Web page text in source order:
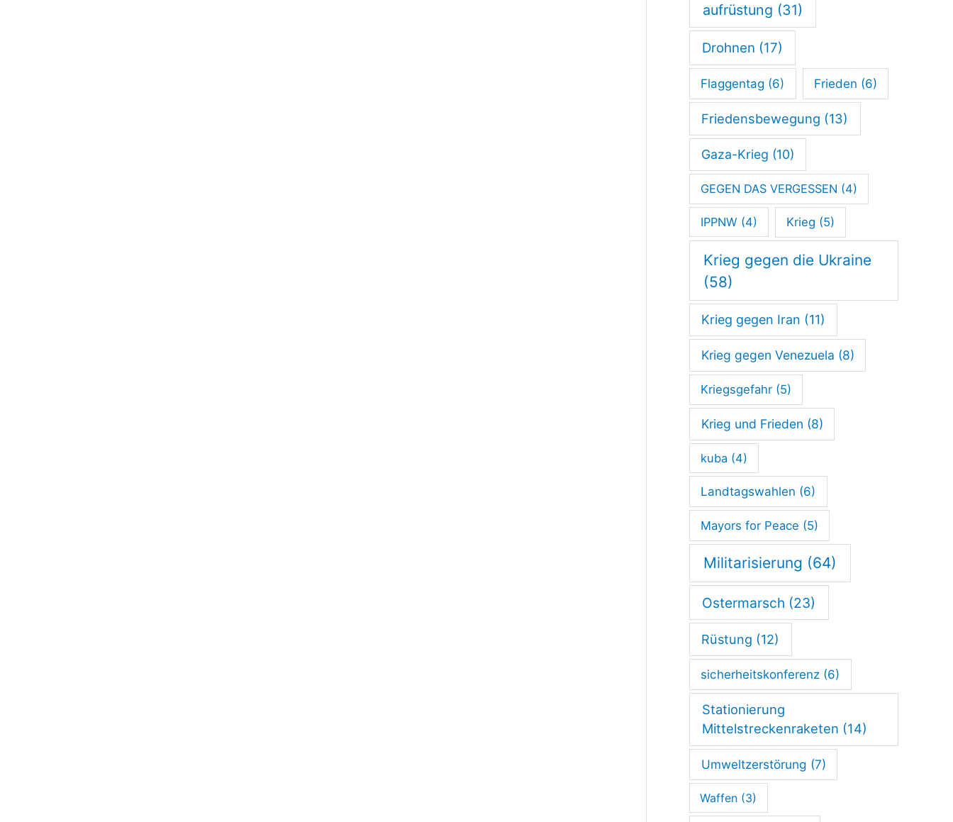
-
r
t
a
g
aufrüstung (31)
Drohnen (17)
Flaggentag (6) Frieden (6)
Friedensbewegung (13)
Gaza-Krieg (10)
GEGEN DAS VERGESSEN (4)
IPPNW (4) Krieg (5)
Krieg gegen die Ukraine
(58)
Krieg gegen Iran (11)
Krieg gegen Venezuela (8)
Kriegsgefahr (5)
Krieg und Frieden (8)
kuba (4)
Landtagswahlen (6)
Mayors for Peace (5)
Militarisierung (64)
Ostermarsch (23)
Rüstung (12)
sicherheitskonferenz (6)
Stationierung
Mittelstreckenraketen (14)
Umweltzerstörung (7)
Waffen (3)